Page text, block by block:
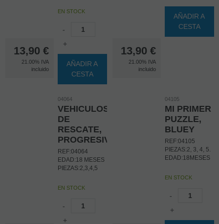
13,90 €
21.00% IVA
incluido
EN STOCK
-
+
AÑADIR A
CESTA
13,90 €
21.00% IVA
incluido
AÑADIR A
CESTA
04064
VEHICULOS
DE
RESCATE,
PROGRESIVO
REF:04064
EDAD:18 MESES
PIEZAS:2,3,4,5
EN STOCK
-
+
04105
MI PRIMER
PUZZLE,
BLUEY
REF:04105
PIEZAS:2, 3, 4, 5.
EDAD:18MESES
EN STOCK
-
+